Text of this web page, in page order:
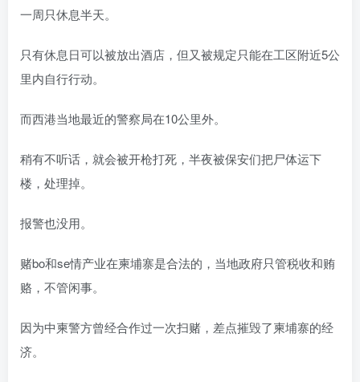
一周只休息半天。
只有休息日可以被放出酒店，但又被规定只能在工区附近5公
里内自行行动。
而西港当地最近的警察局在10公里外。
稍有不听话，就会被开枪打死，半夜被保安们把尸体运下
楼，处理掉。
报警也没用。
赌bo和se情产业在柬埔寨是合法的，当地政府只管税收和贿
赂，不管闲事。
因为中柬警方曾经合作过一次扫赌，差点摧毁了柬埔寨的经
济。